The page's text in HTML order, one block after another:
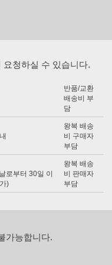
요청하실 수 있습니다.
반품/교환
배송비 부
담
왕복 배송
비 구매자
부담
로부터 30일 이
)
왕복 배송
비 판매자
부담
가능합니다.